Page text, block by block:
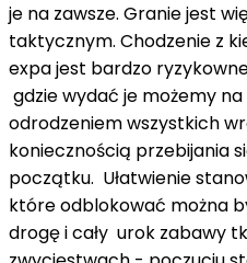
je na zawsze. Granie jest
taktycznym. Chodzenie z
expa jest bardzo
gdzie wydać je możemy
odrodzeniem wszystkich
koniecznością przebijania
początku. Ułatwienie
które odblokować można
drogę i cały urok zabawy